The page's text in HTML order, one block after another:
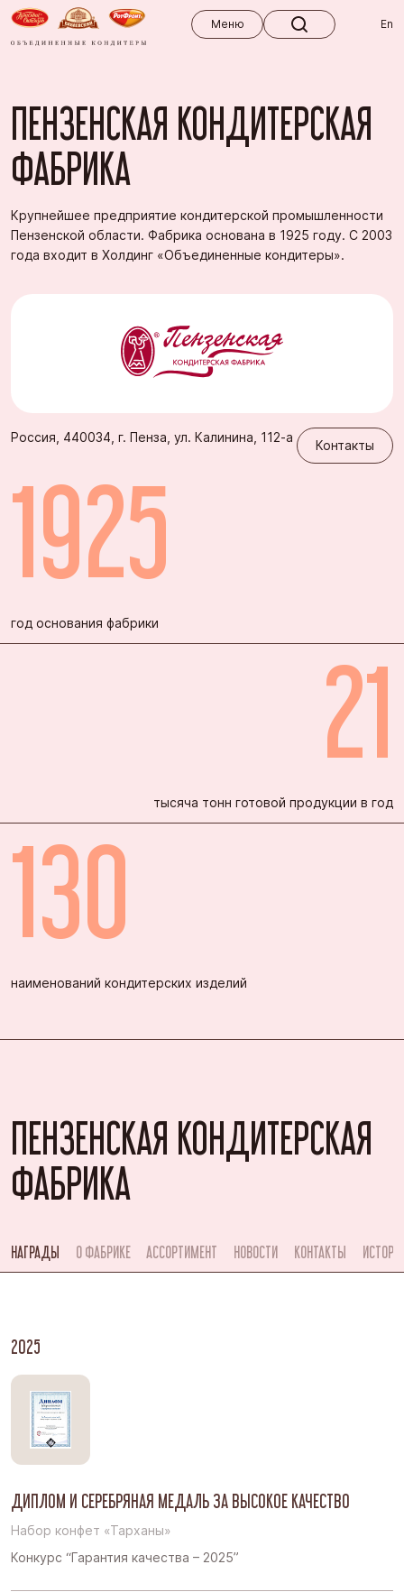
Меню
En
ПЕНЗЕНСКАЯ КОНДИТЕРСКАЯ
ФАБРИКА
Крупнейшее предприятие кондитерской промышленности
Пензенской области. Фабрика основана в 1925 году. С 2003
года входит в Холдинг «Объединенные кондитеры».
Россия, 440034, г. Пенза, ул. Калинина, 112-а
Контакты
1925
год основания фабрики
21
тысяча тонн готовой продукции в год
130
наименований кондитерских изделий
ПЕНЗЕНСКАЯ КОНДИТЕРСКАЯ
ФАБРИКА
НАГРАДЫ О ФАБРИКЕ АССОРТИМЕНТ НОВОСТИ КОНТАКТЫ
2025
ДИПЛОМ И СЕРЕБРЯНАЯ МЕДАЛЬ ЗА ВЫСОКОЕ КАЧЕСТВО
Набор конфет «Тарханы»
Конкурс “Гарантия качества – 2025”